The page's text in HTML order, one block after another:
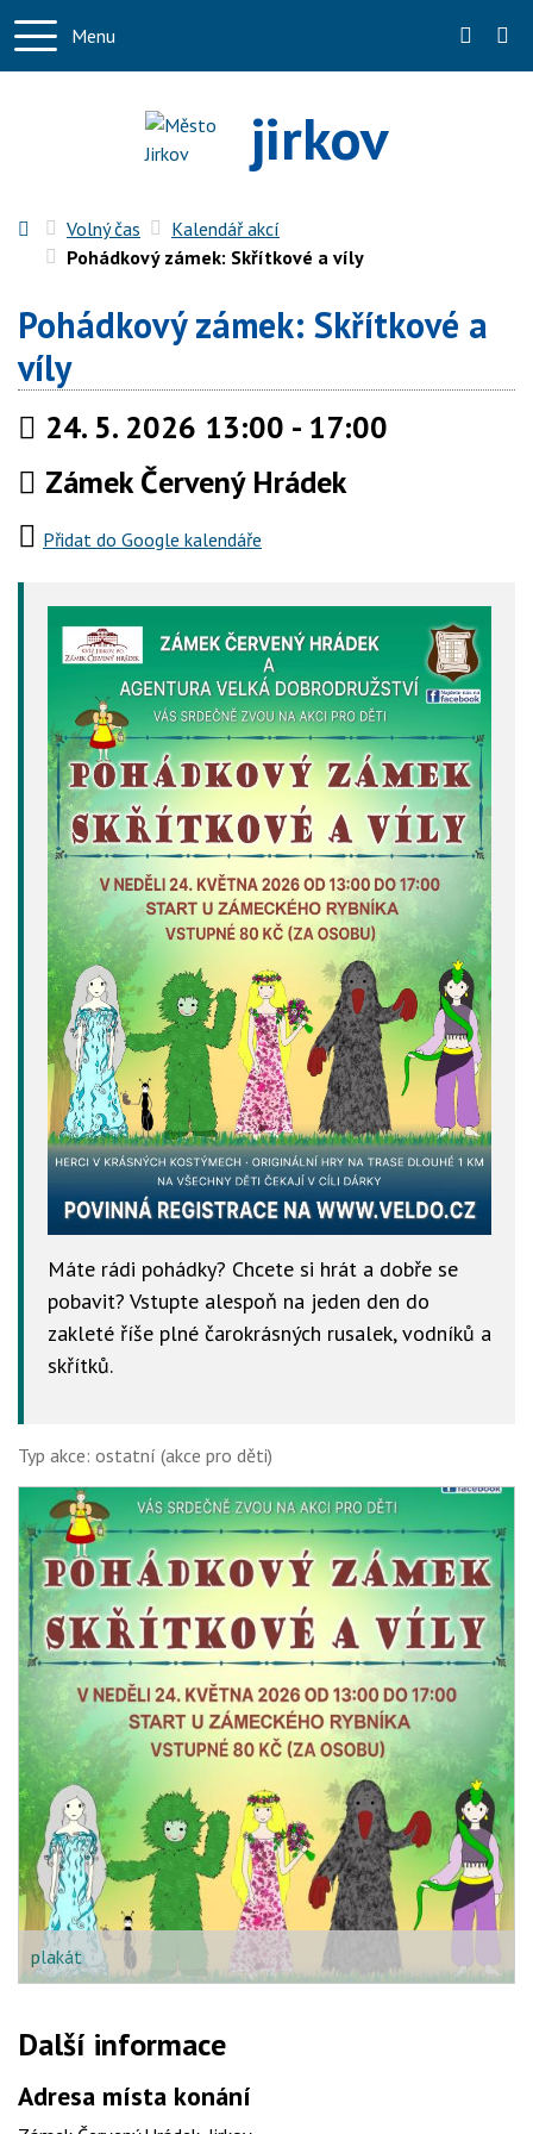
Menu
+420
jirkov
Úvodní stránka
Volný čas
Kalendář akcí
Pohádkový zámek: Skřítkové a víly
Pohádkový zámek: Skřítkové a
víly
Kdy:
24. 5. 2026 13:00 - 17:00
Kde:
Zámek Červený Hrádek
Přidat do Google kalendáře
Máte rádi pohádky? Chcete si hrát a dobře se
pobavit? Vstupte alespoň na jeden den do
zakleté říše plné čarokrásných rusalek, vodníků a
skřítků.
Typ akce: ostatní (akce pro děti)
plakát
Další informace
Adresa místa konání